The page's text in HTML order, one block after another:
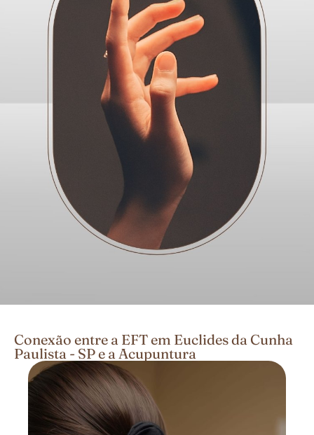
Conexão entre a EFT em Euclides da Cunha
Paulista - SP e a Acupuntura